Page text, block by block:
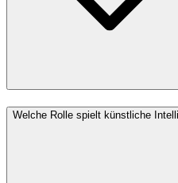
Welche Rolle spielt künstliche